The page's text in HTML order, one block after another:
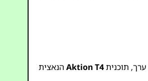
ערך, תוכניתAktion T4 הנאצית